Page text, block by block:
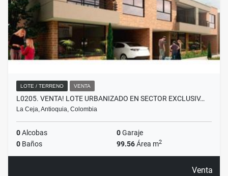
LOTE / TERRENO VENTA
L0205. VENTA! LOTE URBANIZADO EN SECTOR EXCLUSIV…
La Ceja, Antioquia, Colombia
0Alcobas 0Garaje
0 Baños 99.56Área m2
Venta